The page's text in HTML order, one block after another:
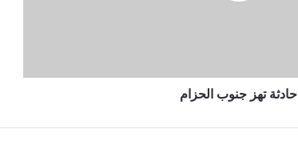
حادثة تهز جنوب الحزام